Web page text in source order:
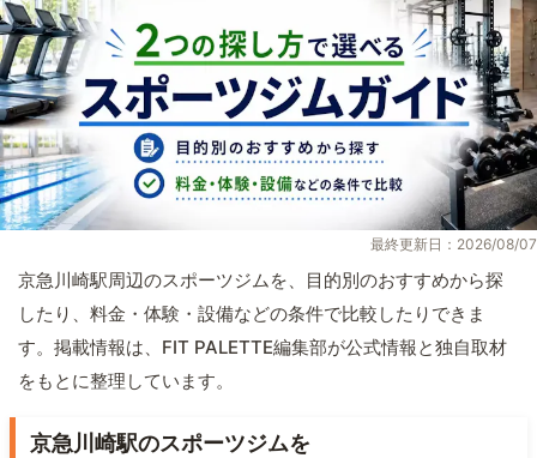
最終更新日：2026/08/07
京急川崎駅周辺のスポーツジムを、目的別のおすすめから探
したり、料金・体験・設備などの条件で比較したりできま
す。掲載情報は、FIT PALETTE編集部が公式情報と独自取材
をもとに整理しています。
京急川崎駅のスポーツジムを